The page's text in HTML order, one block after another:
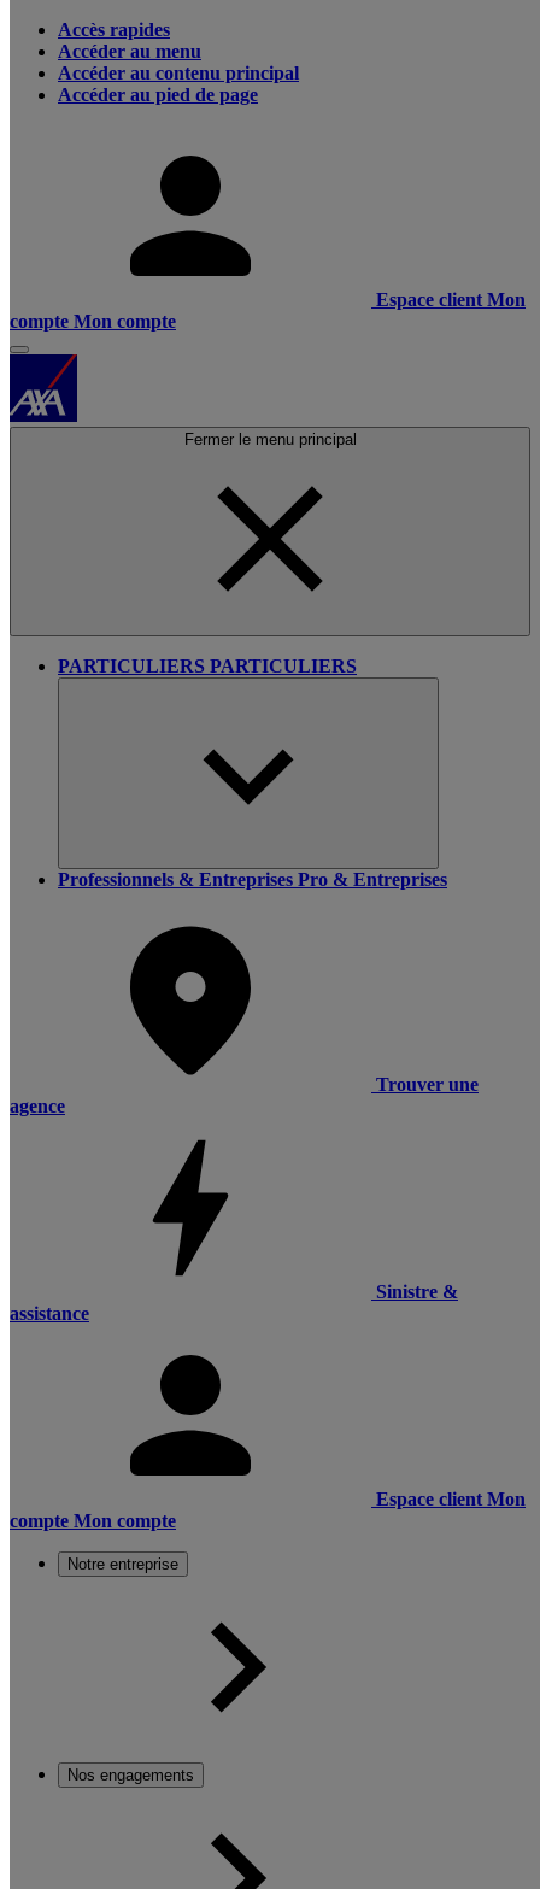
Accès rapides
Accéder au menu
Accéder au contenu principal
Accéder au pied de page
Espace client Mon
compte Mon compte
Fermer le menu principal
PARTICULIERS PARTICULIERS
Professionnels & Entreprises Pro & Entreprises
Trouver une
agence
Sinistre &
assistance
Espace client Mon
compte Mon compte
Notre entreprise
Nos engagements